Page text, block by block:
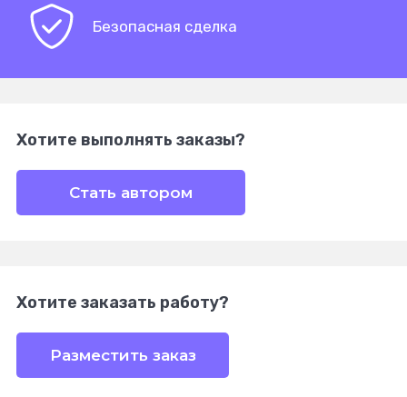
Безопасная сделка
Хотите выполнять заказы?
Стать автором
Хотите заказать работу?
Разместить заказ